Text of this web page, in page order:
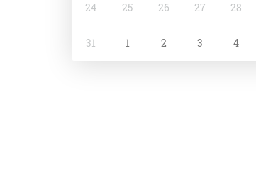
24 25 26 27 28
31 1 2 3 4